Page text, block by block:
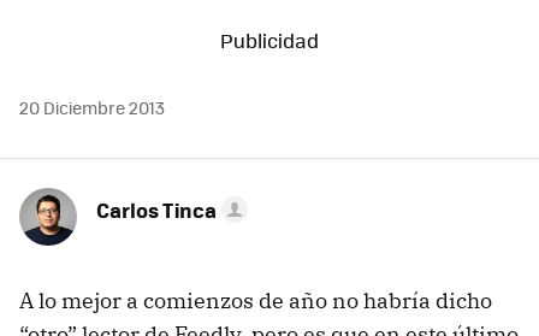
MAIL
20 Diciembre 2013
Carlos Tinca
A lo mejor a comienzos de año no habría dicho